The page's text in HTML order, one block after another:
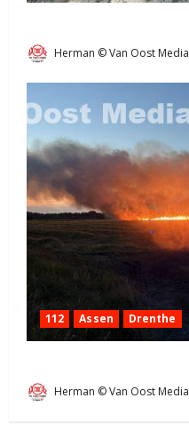
Herman © Van Oost Media
112 Assen Drenthe
Herman © Van Oost Media